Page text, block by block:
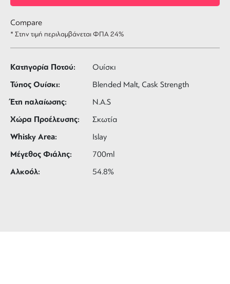
Compare
* Στην τιμή περιλαμβάνεται ΦΠΑ 24%
Κατηγορία Ποτού: Ουίσκι
Τύπος Ουίσκι: Blended Malt, Cask Strength
Έτη παλαίωσης: N.A.S
Χώρα Προέλευσης: Σκωτία
Whisky Area: Islay
Μέγεθος Φιάλης: 700ml
Αλκοόλ: 54.8%